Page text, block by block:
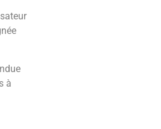
à